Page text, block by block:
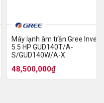
Máy lạnh âm trần Gree
5.5 HP GUD140T/A-
S/GUD140W/A-X
48,500,000₫